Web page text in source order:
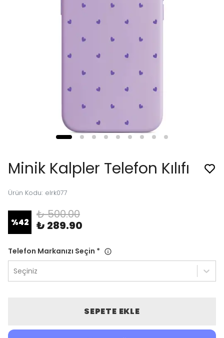
Minik Kalpler Telefon Kılıfı
Ürün Kodu: elrk077
%42
₺ 500.00
₺ 289.90
Telefon Markanızı Seçin *
Seçiniz
SEPETE EKLE